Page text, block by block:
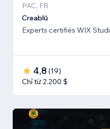
PAC, FR
Creablū
Experts certifiés WIX
4,8 (19)
Chỉ từ 2.200 $